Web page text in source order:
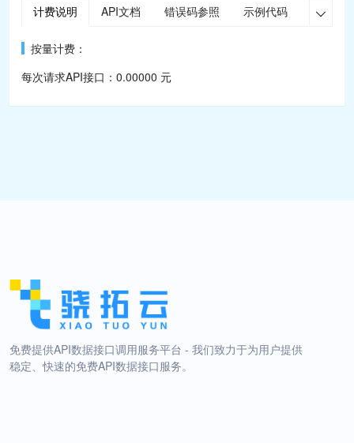
计费说明 API文档 错误码参照 示例代码 在线调

按量计费：
每次请求API接口：0.00000 元
免费提供API数据接口调用服务平台 - 我们致力于为用户提供
稳定、快速的免费API数据接口服务。